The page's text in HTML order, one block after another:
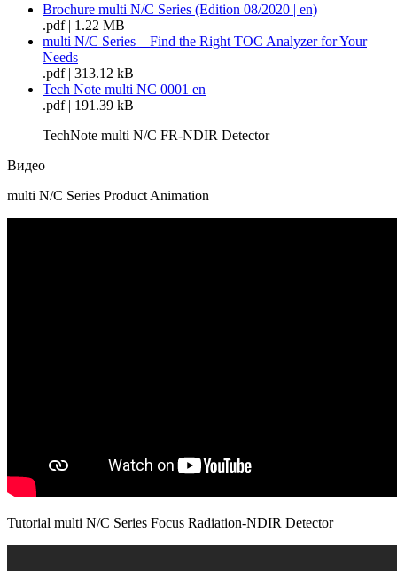
Brochure multi N/C Series (Edition 08/2020 | en)
.pdf | 1.22 MB
multi N/C Series – Find the Right TOC Analyzer for Your
Needs
.pdf | 313.12 kB
Tech Note multi NC 0001 en
.pdf | 191.39 kB
TechNote multi N/C FR-NDIR Detector
Видео
multi N/C Series Product Animation
Tutorial multi N/C Series Focus Radiation-NDIR Detector